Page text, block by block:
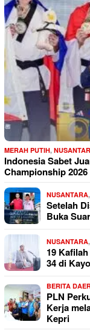
MERAH PUTIH,
Indonesia Sabet
Championship 2026
NUSANTARA,
Setelah
Buka
NUSANTARA,
19
34 di
BERITA
PLN
Kerja
Kepri